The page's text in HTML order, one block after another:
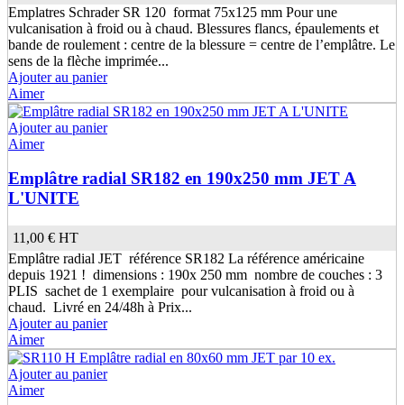
Emplatres Schrader SR 120 format 75x125 mm Pour une
vulcanisation à froid ou à chaud. Blessures flancs, épaulements et
bande de roulement : centre de la blessure = centre de l’emplâtre. Le
sens de la flèche imprimée...
Ajouter au panier
Aimer
Ajouter au panier
Aimer
Emplâtre radial SR182 en 190x250 mm JET A
L'UNITE
11,00 € HT
Emplâtre radial JET référence SR182 La référence américaine
depuis 1921 ! dimensions : 190x 250 mm nombre de couches : 3
PLIS sachet de 1 exemplaire pour vulcanisation à froid ou à
chaud. Livré en 24/48h à Prix...
Ajouter au panier
Aimer
Ajouter au panier
Aimer